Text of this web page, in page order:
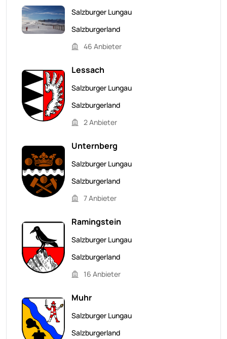
Salzburger Lungau
Salzburgerland
46 Anbieter
Lessach
Salzburger Lungau
Salzburgerland
2 Anbieter
Unternberg
Salzburger Lungau
Salzburgerland
7 Anbieter
Ramingstein
Salzburger Lungau
Salzburgerland
16 Anbieter
Muhr
Salzburger Lungau
Salzburgerland